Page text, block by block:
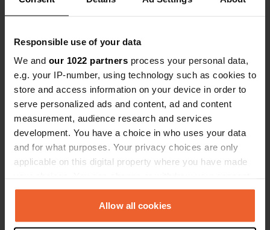
Responsible use of your data
We and our 1022 partners process your personal data,
e.g. your IP-number, using technology such as cookies to
store and access information on your device in order to
serve personalized ads and content, ad and content
measurement, audience research and services
development. You have a choice in who uses your data
and for what purposes. Your privacy choices are only
applicable on this digital property where you have made
any time from the Cookie Declaration or by clicking on
the Privacy trigger icon.Allow all cookies
Een locatie
beoordeeld
—ongeveer 1 jaar
geleden
Sitecode:
laat aangekomen maar toch was receptie nog
bemand. alles prima in orde, door zware regenval
was terrein wat drassig maar campers staan op
grind, dus geen probleem. prijs is wel 380 NOK.
Een locatie
ongeveer 1 jaar
Lijkt wat verwaarloosd bij aankomst maar alles
heel verzorgd! Prima sanitair. Er was niemand bij